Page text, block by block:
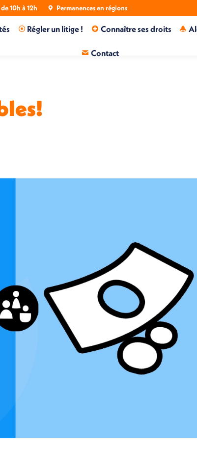
10h à 12h Permanences en régions
Régler un litige ! Connaître ses droits
Contact